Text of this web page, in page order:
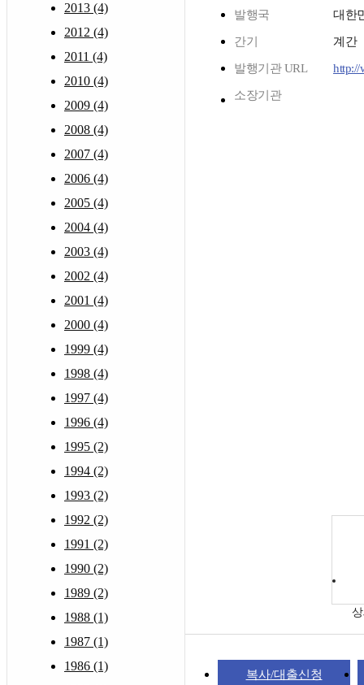
2013 (4)
2012 (4)
2011 (4)
2010 (4)
2009 (4)
2008 (4)
2007 (4)
2006 (4)
2005 (4)
2004 (4)
2003 (4)
2002 (4)
2001 (4)
2000 (4)
1999 (4)
1998 (4)
1997 (4)
1996 (4)
1995 (2)
1994 (2)
1993 (2)
1992 (2)
1991 (2)
1990 (2)
1989 (2)
1988 (1)
1987 (1)
1986 (1)
발행국 대한
간기 계간
발행기관 URL http://
소장기관
복사/대출신청